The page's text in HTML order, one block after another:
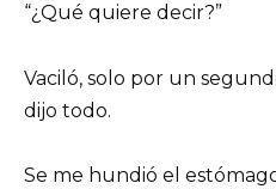
“¿Qué quiere decir?”
Vaciló, solo por un
dijo todo.
Se me hundió el